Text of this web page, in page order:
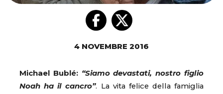
4 NOVEMBRE 2016
Michael Bublé: “Siamo devastati, nostro figlio
Noah ha il cancro”. La vita felice della famiglia